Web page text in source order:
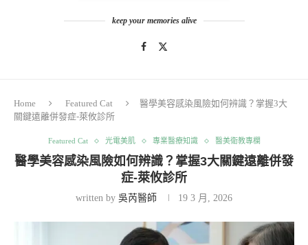
keep your memories alive
Home Featured Cat
醫學美容感染風險如何辨識？掌握3大
關鍵遠離併發症-萊攸診所
Featured Cat 光電美肌 專業醫療知識 醫美衛教專欄
醫學美容感染風險如何辨識？掌握3大關鍵遠離併發
症-萊攸診所
written by 吳芮醫師 19 3 月, 2026